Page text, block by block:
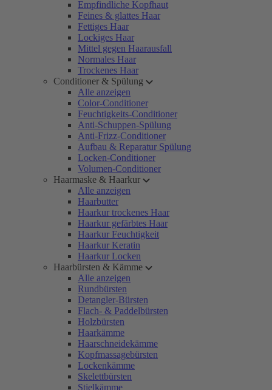
Empfindliche Kopfhaut
Feines & glattes Haar
Fettiges Haar
Lockiges Haar
Mittel gegen Haarausfall
Normales Haar
Trockenes Haar
Conditioner & Spülung
Alle anzeigen
Color-Conditioner
Feuchtigkeits-Conditioner
Anti-Schuppen-Spülung
Anti-Frizz-Conditioner
Aufbau & Reparatur Spülung
Locken-Conditioner
Volumen-Conditioner
Haarmaske & Haarkur
Alle anzeigen
Haarbutter
Haarkur trockenes Haar
Haarkur gefärbtes Haar
Haarkur Feuchtigkeit
Haarkur Keratin
Haarkur Locken
Haarbürsten & Kämme
Alle anzeigen
Rundbürsten
Detangler-Bürsten
Flach- & Paddelbürsten
Holzbürsten
Haarkämme
Haarschneidekämme
Kopfmassagebürsten
Lockenkämme
Skelettbürsten
Stielkämme